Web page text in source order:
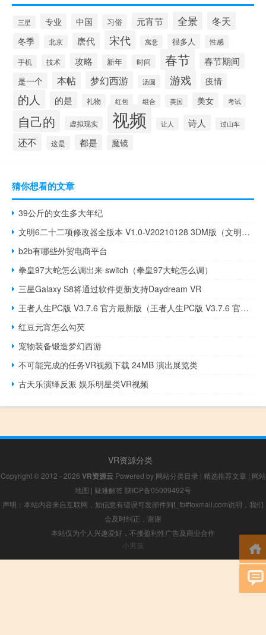
三星 专业 中国 习俗 元宵节 全景 冬天
冬季 北京 唐代 宋代 寓意 很多人 性感
手机 技术 攻略 新年 时间 春节
春节期间
是一个
本帖 梦幻西游 汤圆 游戏 疫情
的人 的是 礼物 红包 组合 美国 美女 考试
自己的 虚拟现实 视频 让人 诗人 过山车
还不 这是 都是 魔镜
猜你想看的文章
39公斤的女生多大年纪
文明6二十二项修改器全版本 V1.0-V20210128 3DM版（文明6二十二项修改器全版本 V1.0-V20210128 3DM版功能简介）
b2b有哪些外贸电商平台
拳皇97大蛇怎么调出来 switch（拳皇97大蛇怎么调）
三星Galaxy S8将通过软件更新支持Daydream VR
王者人生PC版 V3.7.6 官方最新版（王者人生PC版 V3.7.6 官方最新版功能简介）
红豆元宵怎么勾芡
宠物装备锻造梦幻西游
不可能完成的任务VR视频下载 24MB 演出展览类
古天乐演绎反派 娱乐明星类VR视频
VR资源分类
Copyright © 2012 - 2026 VR资源云Powered by 网站分类目录 | 精选推荐文章 | 网站
地图 | 疑难解答 陕ICP备05009492号
声明：本站内容来自互联网，如信息有错误可发邮件到f_fb#foxmail.com说明，我们
会及时纠正，谢谢
本站仅为个人兴趣爱好，不接盈利性广告及商业合作
小男孩